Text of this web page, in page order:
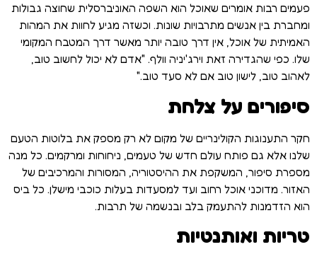
פעמים רבות אומרים שאוכל הוא השפה האוניברסלית שחוצה גבולות
ומחברת בין אנשים מתרבויות שונות. וכשזה מגיע לחוות את המהות
האמיתית של אוכל, אין דרך טובה יותר מאשר דרך המטבח המקומי
שלו. כפי שהגדירה זאת וירג'יניה וולף. "אדם לא יכול לחשוב טוב,
לאהוב טוב, לישון טוב אם לא סעד טוב."
סיפורים על צלחת
חקר התענוגות הקולינריים של מקום לא רק מספק את בלוטות הטעם
שלנו אלא גם פותח עולם חדש של טעמים, ניחוחות ומרקמים. כל מנה
מספרת סיפור, המשקפת את ההיסטוריה, המסורות והמרכיבים של
האזור. מדוכני אוכל רחוב ועד למסעדות בעלות כוכבי מישלן. כל ביס
הוא הזדמנות להתעמק בלב ובנשמה של תרבות.
טריות ואותנטיות